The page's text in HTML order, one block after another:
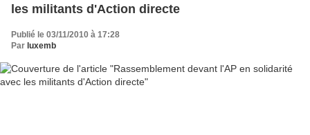
les militants d'Action directe
Publié le 03/11/2010 à 17:28
Par luxemb